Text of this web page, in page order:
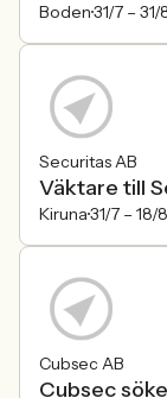
Boden31/7 – 31/
Securitas AB
Väktare till
Kiruna31/7 – 18/8
Cubsec AB
Cubsec